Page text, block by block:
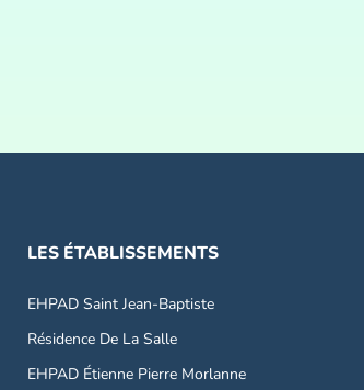
LES ÉTABLISSEMENTS
EHPAD Saint Jean-Baptiste
Résidence De La Salle
EHPAD Étienne Pierre Morlanne